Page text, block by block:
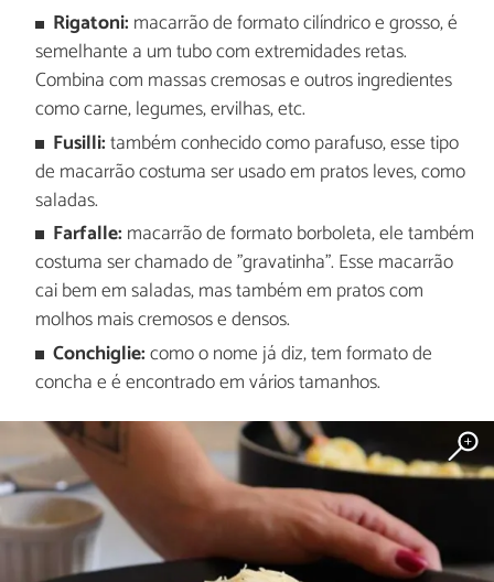
Rigatoni: macarrão de formato cilíndrico e grosso, é
semelhante a um tubo com extremidades retas.
Combina com massas cremosas e outros ingredientes
como carne, legumes, ervilhas, etc.
Fusilli:também conhecido como parafuso, esse tipo
de macarrão costuma ser usado em pratos leves, como
saladas.
Farfalle: macarrão de formato borboleta, ele também
costuma ser chamado de "gravatinha". Esse macarrão
cai bem em saladas, mas também em pratos com
molhos mais cremosos e densos.
Conchiglie:como o nome já diz, tem formato de
concha e é encontrado em vários tamanhos.